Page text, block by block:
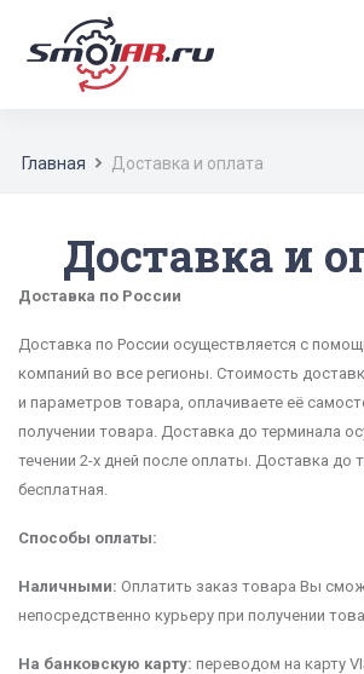
Главная Доставка и оплата
Доставка и
Доставка по России
Доставка по России осуществляется с
компаний во все регионы. Стоимость
и параметров товара, оплачиваете её
получении товара. Доставка до терминала
течении 2-х дней после оплаты. Доставка до
бесплатная.
Способы оплаты:
Наличными: Оплатить заказ товара Вы
непосредственно курьеру при получении
На банковскую карту: переводом на карту